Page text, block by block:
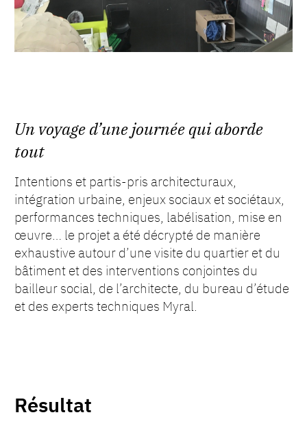
Un voyage d’une journée qui aborde
tout
Intentions et partis-pris architecturaux,
intégration urbaine, enjeux sociaux et sociétaux,
performances techniques, labélisation, mise en
œuvre… le projet a été décrypté de manière
exhaustive autour d’une visite du quartier et du
bâtiment et des interventions conjointes du
bailleur social, de l’architecte, du bureau d’étude
et des experts techniques Myral.
Résultat